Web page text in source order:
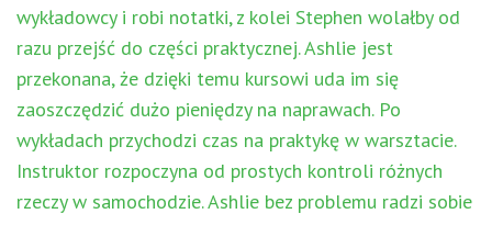
wykładowcy i robi notatki, z kolei Stephen wolałby od
razu przejść do części praktycznej. Ashlie jest
przekonana, że dzięki temu kursowi uda im się
zaoszczędzić dużo pieniędzy na naprawach. Po
wykładach przychodzi czas na praktykę w warsztacie.
Instruktor rozpoczyna od prostych kontroli różnych
rzeczy w samochodzie. Ashlie bez problemu radzi sobie